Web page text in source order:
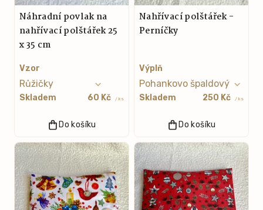
Náhradní povlak na
nahřívací polštářek 25
x 35 cm
Vzor
Skladem 60 Kč / ks
Do košíku
Nahřívací polštářek -
Perníčky
Výplň
Skladem 250 Kč / ks
Do košíku